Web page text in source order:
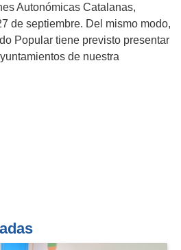
Autonómicas Catalanas,
de septiembre. Del mismo modo,
Popular tiene previsto presentar
de nuestra